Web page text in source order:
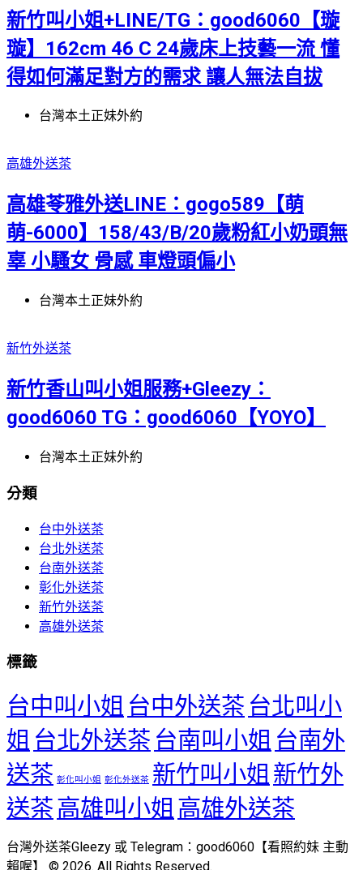
新竹叫小姐+LINE/TG：good6060【璇
璇】162cm 46 C 24歲床上技藝一流 懂
得如何滿足對方的需求 讓人無法自拔
台灣本土正妹外約
高雄外送茶
高雄苓雅外送LINE：gogo589【萌
萌-6000】158/43/B/20歲粉紅小奶頭無
辜 小騷女 骨感 車燈頭偏小
台灣本土正妹外約
新竹外送茶
新竹香山叫小姐服務+Gleezy：
good6060 TG：good6060【YOYO】
台灣本土正妹外約
分類
台中外送茶
台北外送茶
台南外送茶
彰化外送茶
新竹外送茶
高雄外送茶
標籤
台中叫小姐 台中外送茶 台北叫小
姐 台北外送茶 台南叫小姐 台南外
送茶 彰化叫小姐 彰化外送茶 新竹叫小姐 新竹外
送茶高雄叫小姐 高雄外送茶
台灣外送茶Gleezy 或 Telegram：good6060【看照約妹 主動
賴喔】 © 2026. All Rights Reserved.